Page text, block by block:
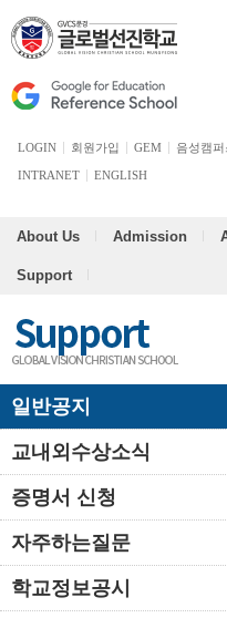
LOGIN 회원가입 GEM 음성캠퍼
INTRANET ENGLISH
About Us Admission
Support
일반공지
교내외수상소식
증명서 신청
자주하는질문
학교정보공시